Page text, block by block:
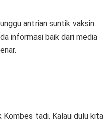
antrian suntik vaksin.
informasi baik dari media
Kombes tadi. Kalau dulu kita